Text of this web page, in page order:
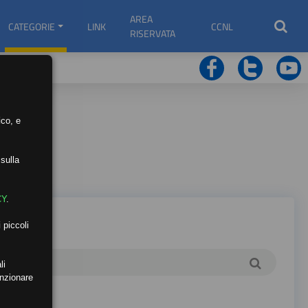
CATEGORIE LINK
AREA
RISERVATA
CCNL
e
.
piccoli